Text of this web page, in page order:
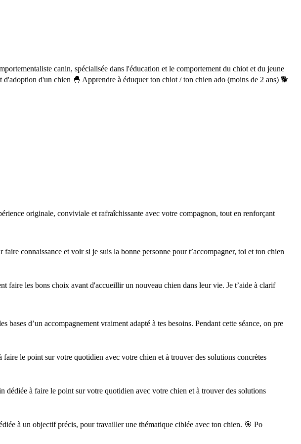
canin, spécialisée dans l'éducation et le comportement du chiot et du jeune
d'un chien 🐣 Apprendre à éduquer ton chiot / ton chien ado (moins de 2 ans) 🐕
originale, conviviale et rafraîchissante avec votre compagnon, tout en renforçant
connaissance et voir si je suis la bonne personne pour t’accompagner, toi et ton chien
faire les bons choix avant d'accueillir un nouveau chien dans leur vie. Je t’aide à clarif
d’un accompagnement vraiment adapté à tes besoins. Pendant cette séance, on pre
le point sur votre quotidien avec votre chien et à trouver des solutions concrètes
à faire le point sur votre quotidien avec votre chien et à trouver des solutions
à un objectif précis, pour travailler une thématique ciblée avec ton chien. 🎯 Po